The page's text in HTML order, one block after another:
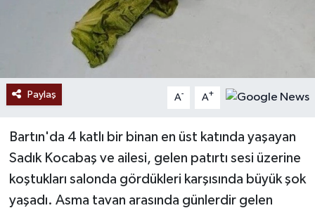
Paylaş A- A+
Bartın'da 4 katlı bir binan en üst katında yaşayan
Sadık Kocabaş ve ailesi, gelen patırtı sesi üzerine
koştukları salonda gördükleri karşısında büyük şok
yaşadı. Asma tavan arasında günlerdir gelen